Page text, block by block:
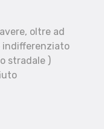
oltre ad
indifferenziato
stradale )